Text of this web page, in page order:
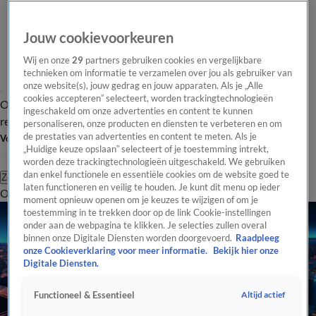
Overzicht Laatste nieuws Regionieuws Het beste van Hart
Tip de
redactie
Volg Hart van Nederland
Zoeken
OverzichtRegioUitzendingenWeerTip de redactiePanelVideo's
Jouw cookievoorkeuren
Wij en onze29 partners gebruiken cookies en vergelijkbare
technieken om informatie te verzamelen over jou als gebruiker van
onze website(s), jouw gedrag en jouw apparaten. Als je „Alle
cookies accepteren” selecteert, worden trackingtechnologieën
ingeschakeld om onze advertenties en content te kunnen
personaliseren, onze producten en diensten te verbeteren en om
de prestaties van advertenties en content te meten. Als je
„Huidige keuze opslaan” selecteert of je toestemming intrekt,
worden deze trackingtechnologieën uitgeschakeld. We gebruiken
dan enkel functionele en essentiële cookies om de website goed te
laten functioneren en veilig te houden. Je kunt dit menu op ieder
moment opnieuw openen om je keuzes te wijzigen of om je
toestemming in te trekken door op de link Cookie-instellingen
onder aan de webpagina te klikken. Je selecties zullen overal
binnen onze Digitale Diensten worden doorgevoerd. Raadpleeg
onze Cookieverklaring voor meer informatie.
Bekijk hier onze
Digitale Diensten.
Functioneel & Essentieel Altijd actief